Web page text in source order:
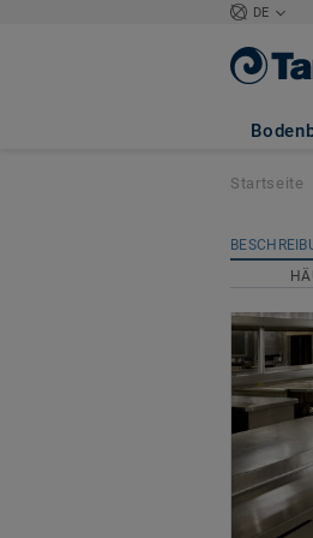
DE
Startseite